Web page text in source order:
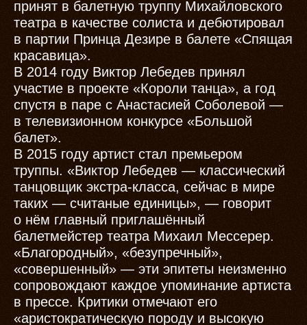
принят в балетную труппу Михайловского
театра в качестве солиста и дебютировал
в партии Принца Дезире в балете «Спящая
красавица».
В 2014 году Виктор Лебедев принял
участие в проекте «Короли танца», а год
спустя в паре с Анастасией Соболевой —
в телевизионном конкурсе «Большой
балет».
В 2015 году артист стал премьером
труппы. «Виктор Лебедев — классический
танцовщик экстра-класса, сейчас в мире
таких — считаные единицы», — говорит
о нём главный приглашённый
балетмейстер театра Михаил Мессерер.
«Благородный», «безупречный»,
«совершенный» — эти эпитеты неизменно
сопровождают каждое упоминание артиста
в прессе. Критики отмечают его
«аристократическую породу и высокую